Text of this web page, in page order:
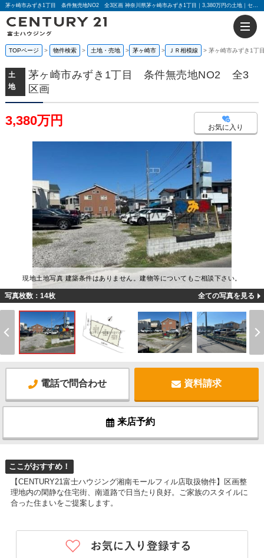
茅ヶ崎市みずき1丁目 条件無売地NO2 全3区画 神奈川県茅ヶ崎市みずき1丁目｜3,380万円の土地｜センチュリー21富士ハウジング
TOPページ 物件検索 土地・売地 茅ヶ崎市 ＪＲ相模線 茅ヶ崎市みずき1
土
地
茅ヶ崎市みずき1丁目 条件無売地NO2 全3
区画
3,380万円 お気に入り
現地土地写真 建築条件はありません。建物等についてもご相談下さい。
写真枚数：14枚 全ての写真を見る
電話で問合わせ 資料請求
来店予約
ここがおすすめ！
【CENTURY21富士ハウジング湘南モールフィル店取扱物件】区画整
理地内の閑静な住宅街、南道路で日当たり良好。ご家族のスタイルに
合った住まいをご提案します。